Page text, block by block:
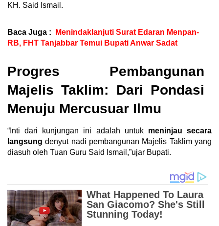
KH. Said Ismail.
Baca Juga :
Menindaklanjuti Surat Edaran Menpan-
RB, FHT Tanjabbar Temui Bupati Anwar Sadat
Progres Pembangunan
Majelis Taklim: Dari Pondasi
Menuju Mercusuar Ilmu
“Inti dari kunjungan ini adalah untuk meninjau secara
langsung denyut nadi pembangunan Majelis Taklim yang
diasuh oleh Tuan Guru Said Ismail,”ujar Bupati.